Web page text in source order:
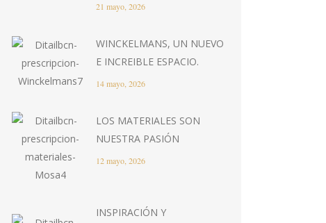
21 mayo, 2026
WINCKELMANS, UN NUEVO
E INCREIBLE ESPACIO.
14 mayo, 2026
LOS MATERIALES SON
NUESTRA PASIÓN
12 mayo, 2026
INSPIRACIÓN Y